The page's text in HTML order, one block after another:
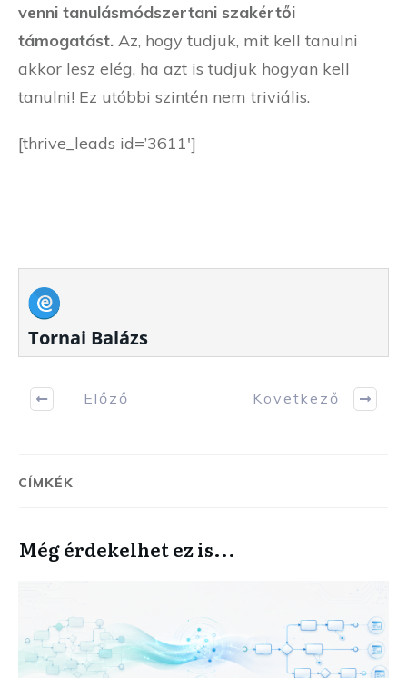
venni tanulásmódszertani szakértői
támogatást. Az, hogy tudjuk, mit kell tanulni
akkor lesz elég, ha azt is tudjuk hogyan kell
tanulni! Ez utóbbi szintén nem triviális.
[thrive_leads id=’3611′]
Tornai Balázs
Előző Következő
CÍMKÉK
Még érdekelhet ez is...